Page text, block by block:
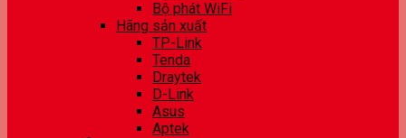
Bộ phát WiFi
Hãng sản xuất
TP-Link
Tenda
Draytek
D-Link
Asus
Aptek